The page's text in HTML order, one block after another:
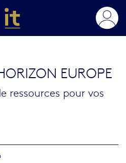
EUROPE
ressources pour vos